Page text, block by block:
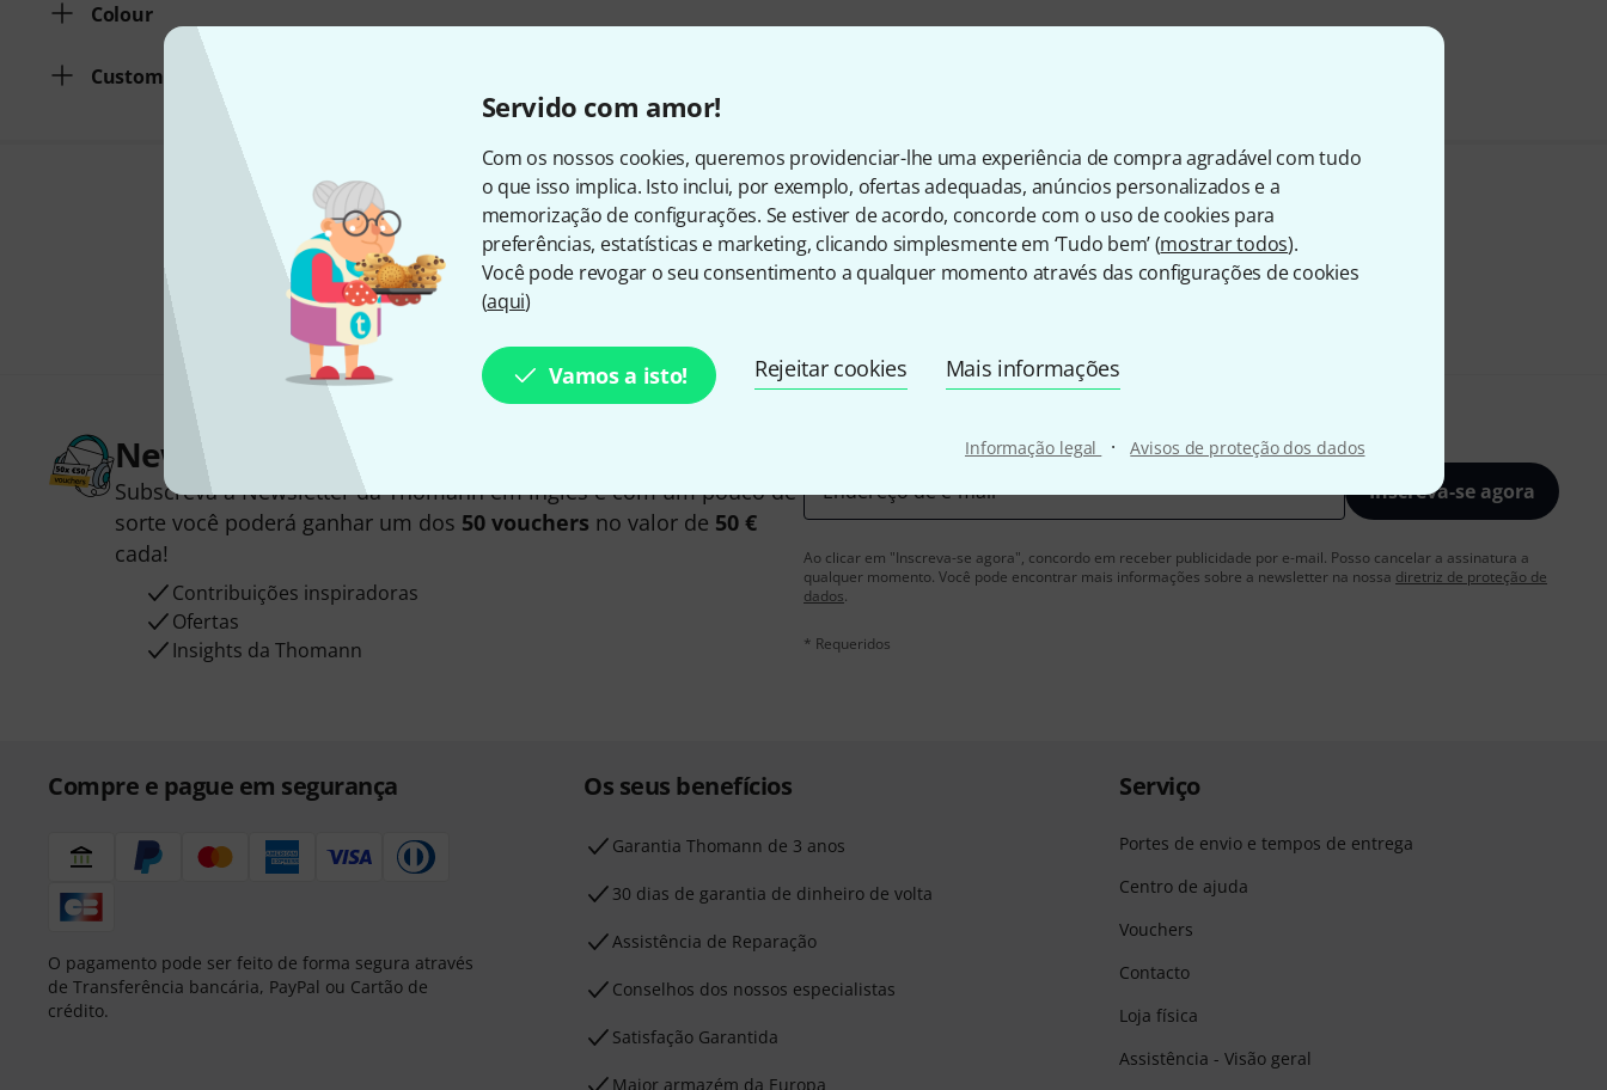
Servido com amor!
Com os nossos cookies, queremos providenciar-lhe uma experiência de compra agradável com tudo
o que isso implica. Isto inclui, por exemplo, ofertas adequadas, anúncios personalizados e a
memorização de configurações. Se estiver de acordo, concorde com o uso de cookies para
preferências, estatísticas e marketing, clicando simplesmente em ‘Tudo bem’ (mostrar todos).
Você pode revogar o seu consentimento a qualquer momento através das configurações de cookies
(aqui)
Vamos a isto! Rejeitar cookies Mais informações
Informação legal · Avisos de proteção dos dados
Colour
Custom Made
Gosta do que vê?
Partilhar Ajuda e feedback
Newsletter Thomann
Subscreva a Newsletter da Thomann em inglês e com um pouco de
sorte você poderá ganhar um dos 50 vouchers no valor de 50 €
cada!
Contribuições inspiradoras
Ofertas
Insights da Thomann
Endereço de e-mail* Inscreva-se agora
Ao clicar em "Inscreva-se agora", concordo em receber publicidade por e-mail. Posso cancelar a assinatura a
qualquer momento. Você pode encontrar mais informações sobre a newsletter na nossa diretriz de proteção de
dados.
* Requeridos
Compre e pague em segurança
O pagamento pode ser feito de forma segura através
de Transferência bancária, PayPal ou Cartão de
crédito.
Os seus benefícios
Garantia Thomann de 3 anos
30 dias de garantia de dinheiro de volta
Assistência de Reparação
Conselhos dos nossos especialistas
Satisfação Garantida
Maior armazém da Europa
Serviço
Portes de envio e tempos de entrega
Centro de ajuda
Vouchers
Contacto
Loja física
Assistência - Visão geral